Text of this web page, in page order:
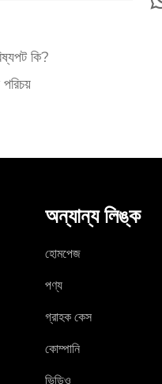
কি?
অন্যান্য লিঙ্ক
হোমপেজ
পণ্য
গ্রাহক কেস
কোম্পানি
ভিডিও